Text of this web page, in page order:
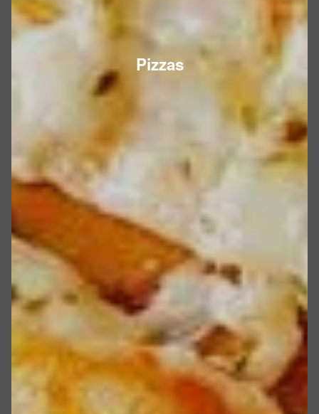
Pizzas